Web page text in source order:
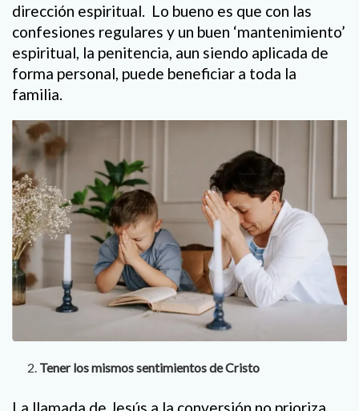
dirección espiritual. Lo bueno es que con las
confesiones regulares y un buen ‘mantenimiento’
espiritual, la penitencia, aun siendo aplicada de
forma personal, puede beneficiar a toda la
familia.
Tener los mismos sentimientos de Cristo
La llamada de Jesús a la conversión no prioriza